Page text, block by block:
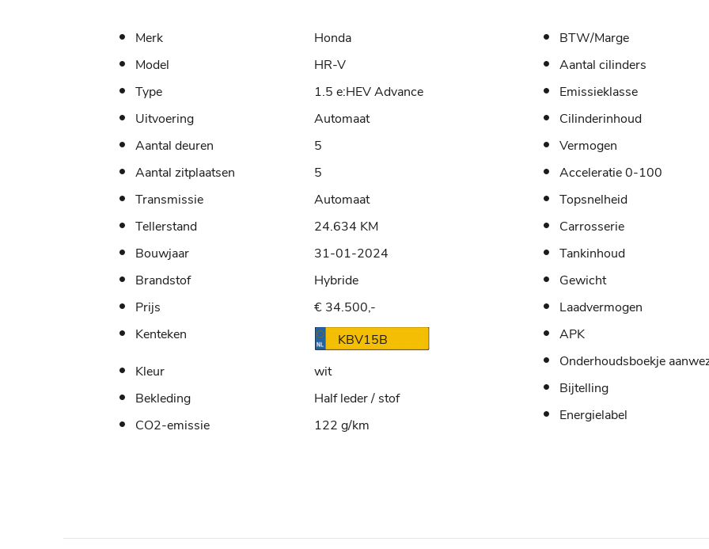
Merk
Honda
Model
HR-V
Type
1.5 e:HEV Advance
Uitvoering
Automaat
Aantal deuren
5
Aantal zitplaatsen
5
Transmissie
Automaat
Tellerstand
24.634 KM
Bouwjaar
31-01-2024
Brandstof
Hybride
Prijs
€ 34.500,-
Kenteken
KBV15B
Kleur
wit
Bekleding
Half leder / stof
CO2-emissie
122 g/km
BTW/Marge
Aantal cilinders
Emissieklasse
Cilinderinhoud
Vermogen
Acceleratie 0-100
Topsnelheid
Carrosserie
Tankinhoud
Gewicht
Laadvermogen
APK
Onderhoudsboekje
Bijtelling
Energielabel